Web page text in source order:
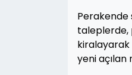
taleplerde,
kiralayarak
yeni